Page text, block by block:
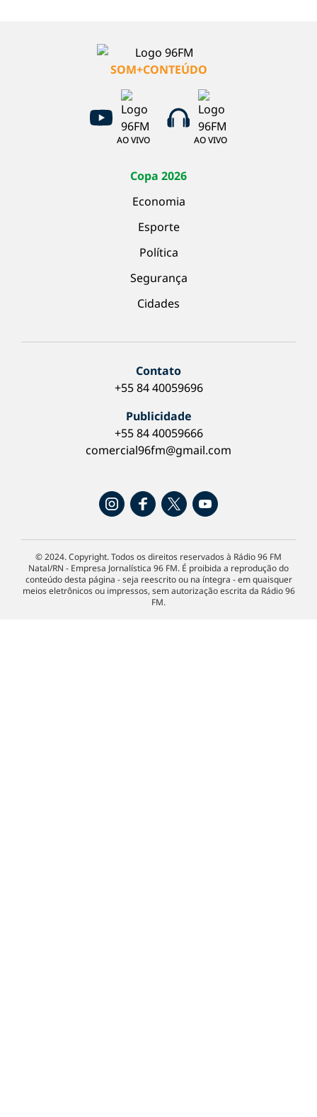
SOM+CONTEÚDO
AO VIVO AO VIVO
Copa 2026
Economia
Esporte
Política
Segurança
Cidades
Contato
+55 84 40059696
Publicidade
+55 84 40059666
comercial96fm@gmail.com
© 2024. Copyright. Todos os direitos reservados à Rádio 96 FM
Natal/RN - Empresa Jornalística 96 FM. É proibida a reprodução do
conteúdo desta página - seja reescrito ou na íntegra - em quaisquer
meios eletrônicos ou impressos, sem autorização escrita da Rádio 96
FM.